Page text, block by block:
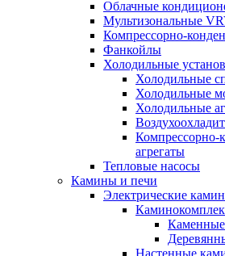
Облачные
Мультизональные
Компрессорно-
Фанкойлы
Холодильные
Холодильные
Холодильные
Холодильные
Компрессорно-
агрегаты
Тепловые насосы
Камины и печи
Электрические
Настенные